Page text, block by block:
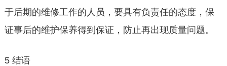
于后期的维修工作的人员，要具有负责任的态度，保
证事后的维护保养得到保证，防止再出现质量问题。
5 结语